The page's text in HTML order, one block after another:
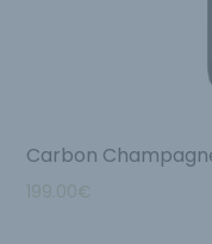
Carbon
199.00€